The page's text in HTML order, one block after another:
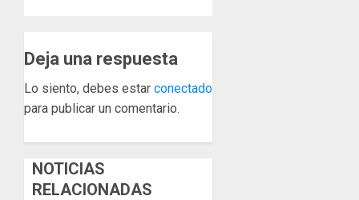
Deja una respuesta
Lo siento, debes estar conectado
para publicar un comentario.
NOTICIAS
RELACIONADAS